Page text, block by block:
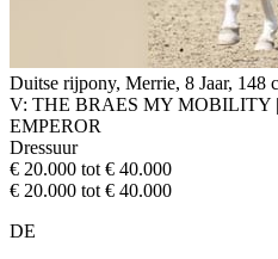
Duitse rijpony, Merrie, 8 Jaar, 148
V: THE BRAES MY MOBILITY
EMPEROR
Dressuur
€ 20.000 tot € 40.000
€ 20.000 tot € 40.000
DE